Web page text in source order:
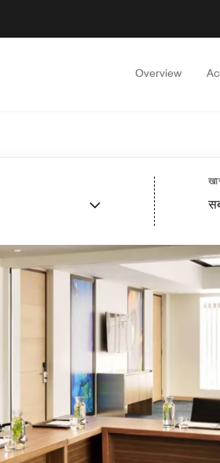
Overview